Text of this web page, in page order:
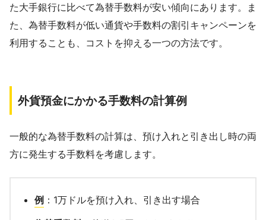
た大手銀行に比べて為替手数料が安い傾向にあります。ま
た、為替手数料が低い通貨や手数料の割引キャンペーンを
利用することも、コストを抑える一つの方法です。
外貨預金にかかる手数料の計算例
一般的な為替手数料の計算は、預け入れと引き出し時の両
方に発生する手数料を考慮します。
例 ：1万ドルを預け入れ、引き出す場合